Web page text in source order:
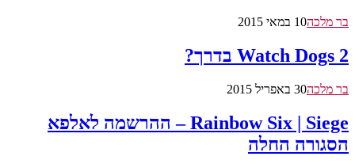
בר מלכה10 במאי 2015
Watch Dogs 2 בדרך?
בר מלכה30 באפריל 2015
Rainbow Six | Siege – ההרשמה לאלפא
הסגורה החלה